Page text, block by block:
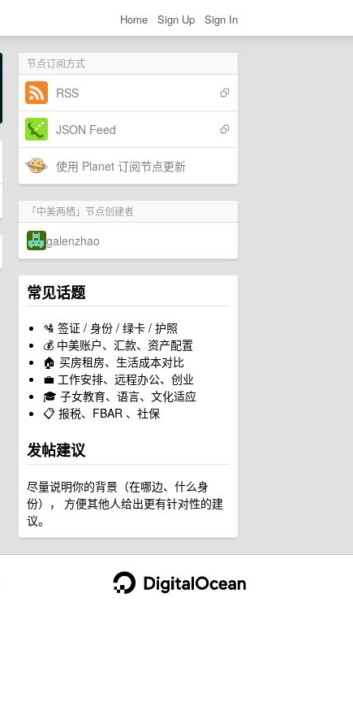
Home Sign Up Sign In
节点订阅方式
RSS
JSON Feed
使用 Planet 订阅节点更新
「中美两栖」节点创建者
galenzhao
常见话题
🛂 签证 / 身份 / 绿卡 / 护照
💰 中美账户、汇款、资产配置
🏠 买房租房、生活成本对比
💼 工作安排、远程办公、创业
🎓 子女教育、语言、文化适应
📋 报税、FBAR 、社保
发帖建议
尽量说明你的背景（在哪边、什么身
份）， 方便其他人给出更有针对性的建
议。